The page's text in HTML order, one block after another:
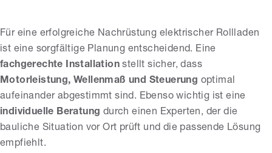
Für eine erfolgreiche Nachrüstung elektrischer Rollladen
ist eine sorgfältige Planung entscheidend. Eine
fachgerechte Installation stellt sicher, dass
Motorleistung, Wellenmaß und Steuerung optimal
aufeinander abgestimmt sind. Ebenso wichtig ist eine
individuelle Beratung durch einen Experten, der die
bauliche Situation vor Ort prüft und die passende Lösung
empfiehlt.